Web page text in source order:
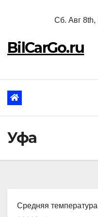
Сб. Авг 8th,
BilCarGo.ru
Уфа
Средняя